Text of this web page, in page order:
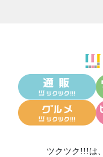
ツクツク!!!は、